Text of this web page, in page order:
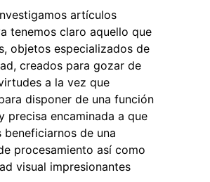
artículos
tenemos claro aquello que
objetos especializados de
creados para gozar de
a la vez que
disponer de una función
precisa encaminada a que
beneficiarnos de una
procesamiento así como
visual impresionantes